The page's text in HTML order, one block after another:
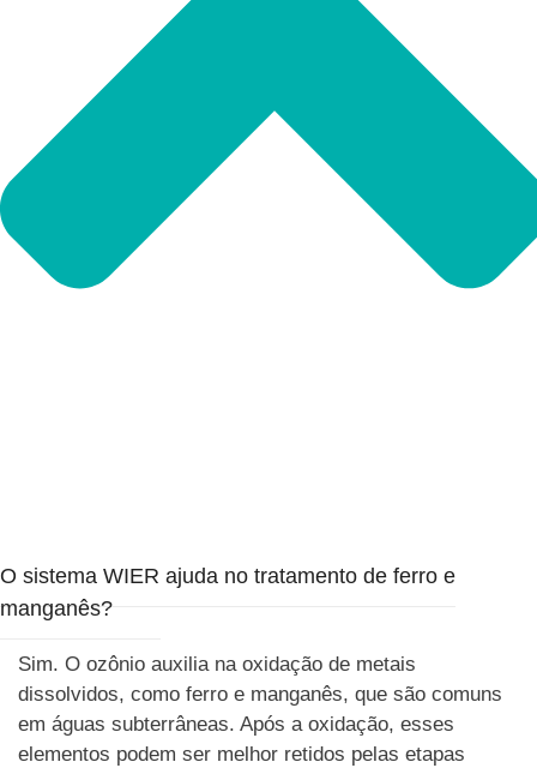
O sistema WIER ajuda no tratamento de ferro e
manganês?
Sim. O ozônio auxilia na oxidação de metais
dissolvidos, como ferro e manganês, que são comuns
em águas subterrâneas. Após a oxidação, esses
elementos podem ser melhor retidos pelas etapas